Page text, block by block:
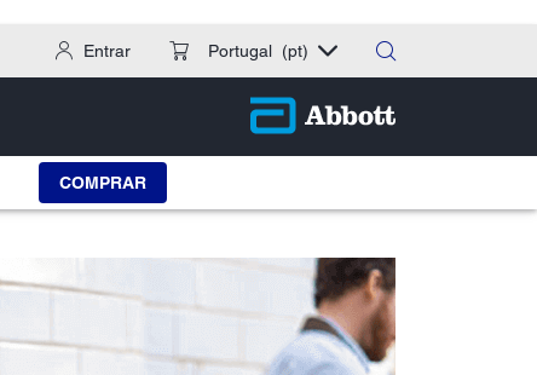
Entrar
Portugal (pt)
COMPRAR